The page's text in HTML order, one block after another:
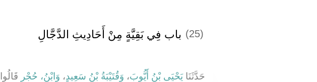
(25) باب فِي بَقِيَّةٍ مِنْ أَحَادِيثِ الدَّجَّالِ
حَدَّثَنَايَحْيَى بْنُ أَيُّوبَ، وَقُتَيْبَةُ بْنُ سَعِيدٍ، وَابْنُ، حُجْرٍ قَالُوا